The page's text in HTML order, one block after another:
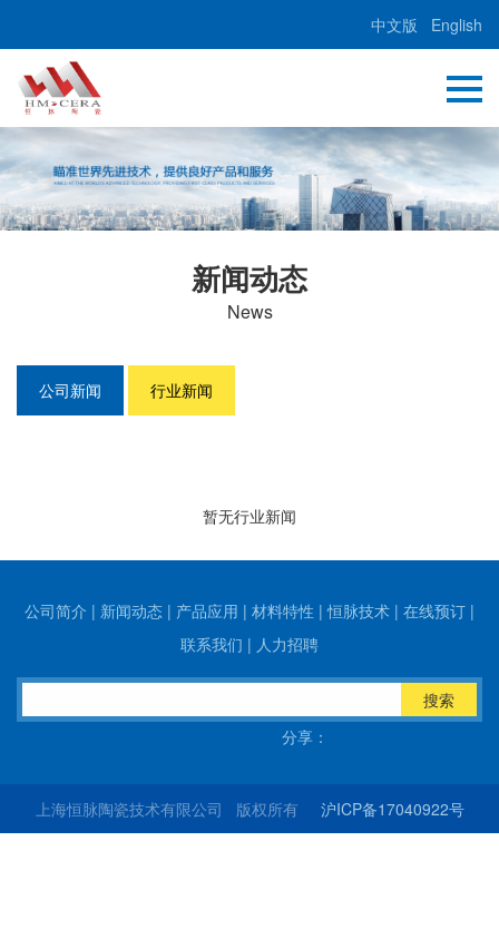
中文版 English
新闻动态
News
公司新闻 行业新闻
暂无行业新闻
公司简介 | 新闻动态 | 产品应用 | 材料特性 |恒脉技术 | 在线预订 |
联系我们 | 人力招聘
搜索
分享：
上海恒脉陶瓷技术有限公司 版权所有 沪ICP备17040922号